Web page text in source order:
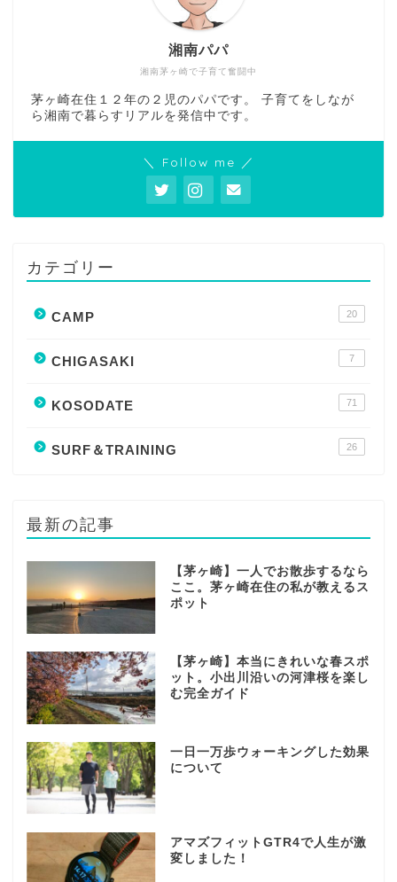
湘南茅ヶ崎で子育て奮闘中
湘南パパ
茅ヶ崎在住１２年の２児のパパです。 子育てをしなが
ら湘南で暮らすリアルを発信中です。
＼ Follow me ／
カテゴリー
CAMP 20
CHIGASAKI 7
KOSODATE 71
SURF＆TRAINING 26
最新の記事
【茅ヶ崎】一人でお散歩するなら
ここ。茅ヶ崎在住の私が教えるス
ポット
【茅ヶ崎】本当にきれいな春スポ
ット。小出川沿いの河津桜を楽し
む完全ガイド
一日一万歩ウォーキングした効果
について
アマズフィットGTR4で人生が激
変しました！